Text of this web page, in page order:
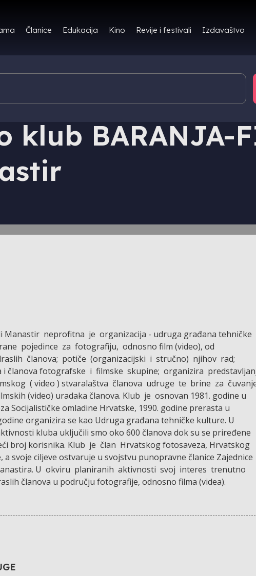
Članice Edukacija Kino Revije i festivali Izdavaštvo
klub BARANJA-
Manastir neprofitna je organizacija - udruga građana tehničke
pojedince za fotografiju, odnosno film (video), od
članova; potiče (organizacijski i stručno) njihov rad;
i članova fotografske i filmske skupine; organizira
( video ) stvaralaštva članova udruge te brine za
(video) uradaka članova. Klub je osnovan 1981. godine u
Socijalističke omladine Hrvatske, 1990. godine prerasta u
organizira se kao Udruga građana tehničke kulture. U
kluba uključili smo oko 600 članova dok su se priređene
broj korisnika. Klub je član Hrvatskog fotosaveza, Hrvatskog
a svoje ciljeve ostvaruje u svojstvu punopravne članice Zajednice
U okviru planiranih aktivnosti svoj interes trenutno
članova u području fotografije, odnosno filma (videa).